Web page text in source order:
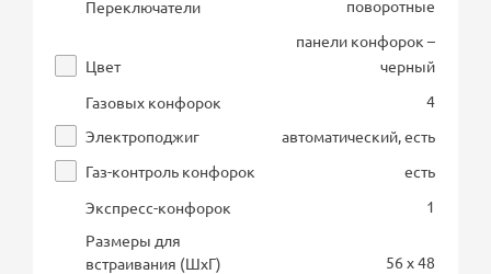
Переключатели
поворотные
Цвет
панели конфорок –
черный
Газовых конфорок
4
Электроподжиг
автоматический, есть
Газ-контроль конфорок
есть
Экспресс-конфорок
1
Размеры для
встраивания (ШхГ)
56 x 48